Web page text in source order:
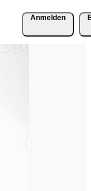
Anmelden